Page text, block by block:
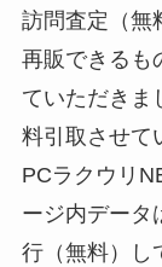
訪問査定（無
再販できるも
ていただきま
料引取させて
PCラクウリ
ージ内データ
行（無料）し